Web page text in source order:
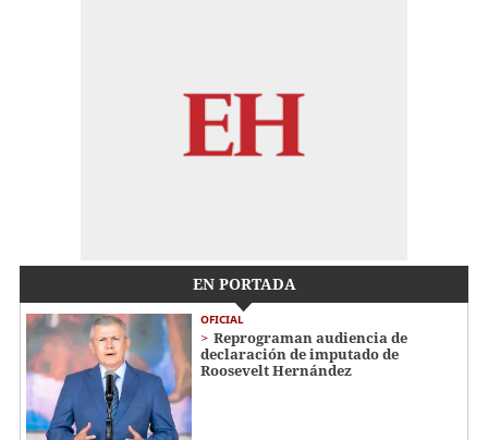
EN PORTADA
OFICIAL
Reprograman audiencia de
declaración de imputado de
Roosevelt Hernández